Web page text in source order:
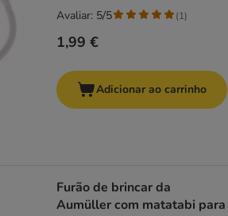
1,99 €
Avaliar: 5/5 (1)
Adicionar ao carrinho
Furão de brincar da
Aumüller com matatabi para